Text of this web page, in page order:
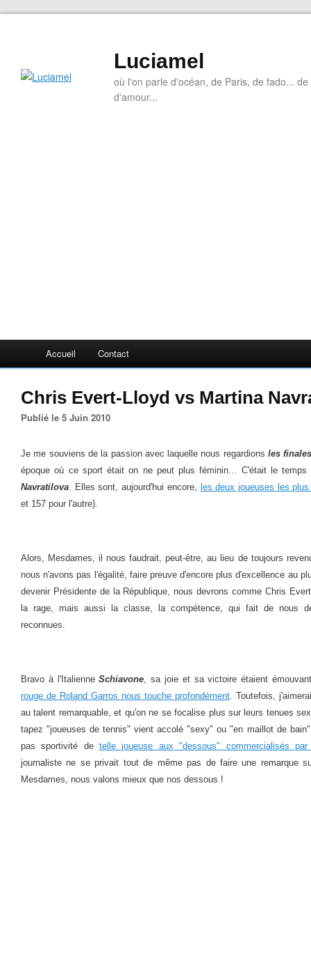
Luciamel
où l'on parle d'océan, de Paris, de fado...
d'amour...
Accueil Contact
Chris Evert-Lloyd vs Martina
Publié le 5 Juin 2010
Je me souviens de la passion avec laquelle nous regardionsles
époque où ce sport était on ne peut plus féminin... C'était le temps
Navratilova. Elles sont, aujourd'hui encore, les deux joueuses les
et 157 pour l'autre).
Alors, Mesdames, il nous faudrait, peut-être, au lieu de toujours
nous n'avons pas l'égalité, faire preuve d'encore plus d'excellence au
devenir Présidente de la République, nous devrons comme Chris
la rage, mais aussi la classe, la compétence, qui fait de nous
reconnues.
Bravo à l'ItalienneSchiavone, sa joie et sa victoire étaient
rouge de Roland Garros nous touche profondément. Toutefois,
au talent remarquable, et qu'on ne se focalise plus sur leurs tenues
tapez "joueuses de tennis" vient accolé "sexy" ou "en maillot de
pas sportivité detelle joueuse aux "dessous" commercialisés par
journaliste ne se privait tout de même pas de faire une remarque
Mesdames, nous valons mieux que nos dessous !